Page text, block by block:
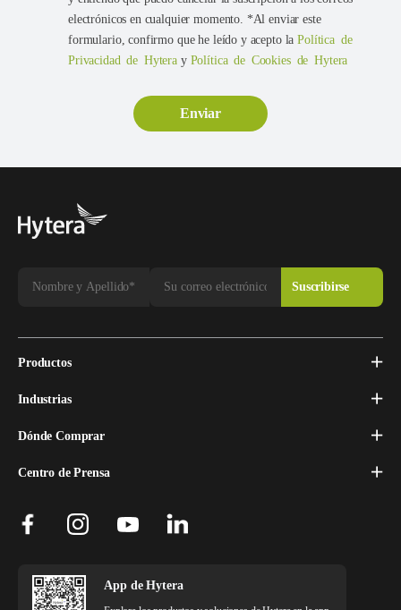
electrónicos en cualquier momento. *Al enviar este
formulario, confirmo que he leído y acepto laPolítica de
Privacidad de Hytera y Política de Cookies de Hytera
Productos
Industrias
Dónde Comprar
Centro de Prensa
App de Hytera